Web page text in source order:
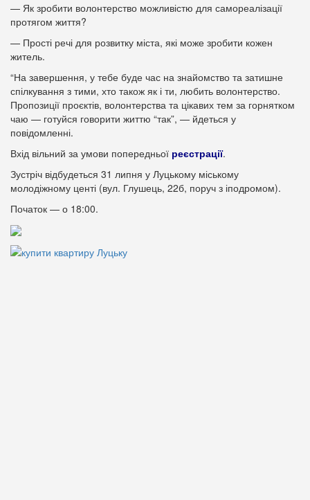
— Як зробити волонтерство можливістю для самореалізації
протягом життя?
— Прості речі для розвитку міста, які може зробити кожен
житель.
“На завершення, у тебе буде час на знайомство та затишне
спілкування з тими, хто також як і ти, любить волонтерство.
Пропозиції проєктів, волонтерства та цікавих тем за горнятком
чаю — готуйся говорити життю “так”, — йдеться у
повідомленні.
Вхід вільний за умови попередньої реєстрації.
Зустріч відбудеться 31 липня у Луцькому міському
молодіжному центі (вул. Глушець, 22б, поруч з іподромом).
Початок — о 18:00.